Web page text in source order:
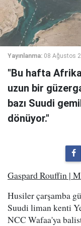
Yayınlanma: 08 Ağustos
"Bu hafta
uzun bir
bazı Suudi
dönüyor."
Gaspard Rouffin |
Husiler çarşamba
Suudi liman kenti
NCC Wafaa'ya